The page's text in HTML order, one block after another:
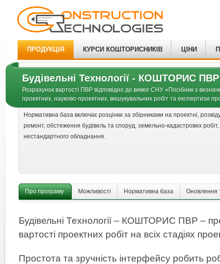
ПРОДУКЦІЯ КУРСИ КОШТОРИСНИКІВ ЦІНИ
Будівельні Технології - КОШТОРИС ПВР
Розрахунок вартості ПВР відповідно до вимог СНУ «Посібник з
проектних, науково-проектних, вишукувальних робіт та експертизи
Нормативна база включає розцінки за збірниками на проектні,
ремонт, обстеження будівель та споруд, земельно-кадастрових робіт,
нестандартного обладнання.
Про програму Можливості Нормативна база Оновлення
Будівельні Технології – КОШТОРИС ПВР –
вартості проектних робіт на всіх стадіях
Простота та зручність інтерфейсу робить